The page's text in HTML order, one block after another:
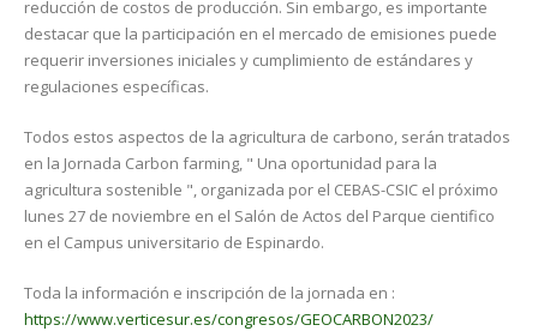
reducción de costos de producción. Sin embargo, es importante
destacar que la participación en el mercado de emisiones puede
requerir inversiones iniciales y cumplimiento de estándares y
regulaciones específicas.
Todos estos aspectos de la agricultura de carbono, serán tratados
en la Jornada Carbon farming, " Una oportunidad para la
agricultura sostenible ", organizada por el CEBAS-CSIC el próximo
lunes 27 de noviembre en el Salón de Actos del Parque cientifico
en el Campus universitario de Espinardo.
Toda la información e inscripción de la jornada en :
https://www.verticesur.es/congresos/GEOCARBON2023/